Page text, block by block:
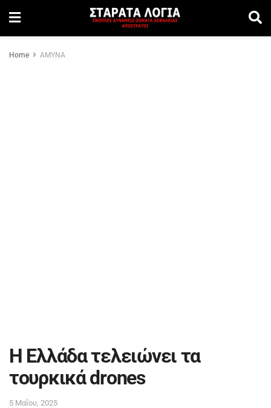
Home ΑΜΥΝΑ
Η Ελλάδα τελειώνει τα
τουρκικά drones
5 Μαΐου, 2025